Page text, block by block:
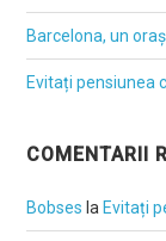
Barcelona, un
Evitați pensiunea
COMENTARII
Bobses la Evitați